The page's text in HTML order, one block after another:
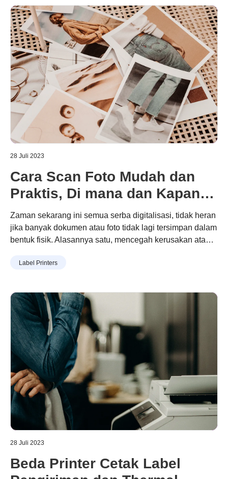
28 Juli 2023
Cara Scan Foto Mudah dan
Praktis, Di mana dan Kapan
Saja
Zaman sekarang ini semua serba digitalisasi, tidak heran
jika banyak dokumen atau foto tidak lagi tersimpan dalam
bentuk fisik. Alasannya satu, mencegah kerusakan atau
foto menjadi format digital adalah dengan dipindai
scan foto dengan mudah dan praktis?
Label Printers
28 Juli 2023
Beda Printer Cetak Label